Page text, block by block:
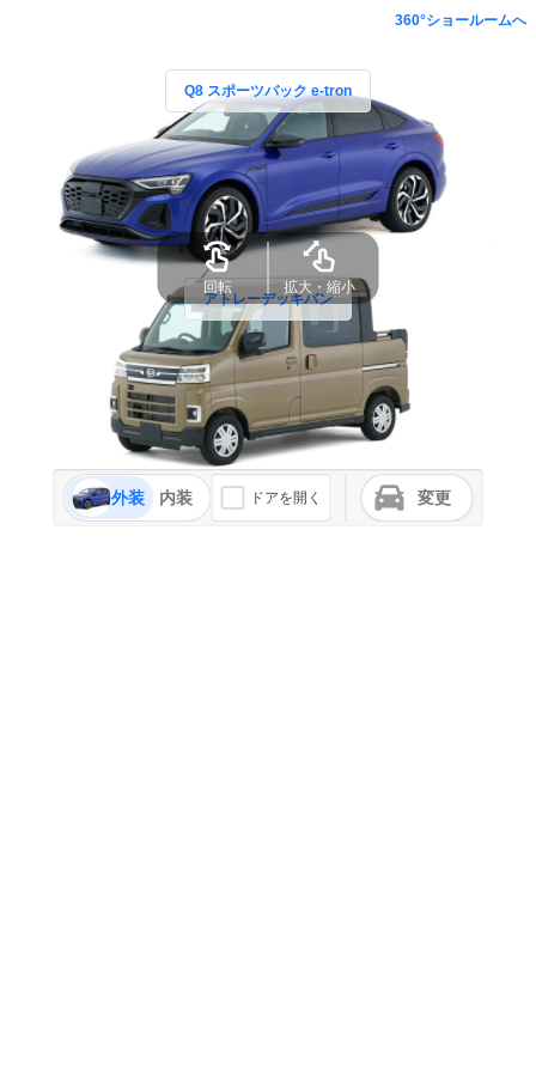
360°ショールームへ
Q8 スポーツバック e-tron
アトレーデッキバン
外装 内装 ドアを開く 変更
回転 拡大・縮小